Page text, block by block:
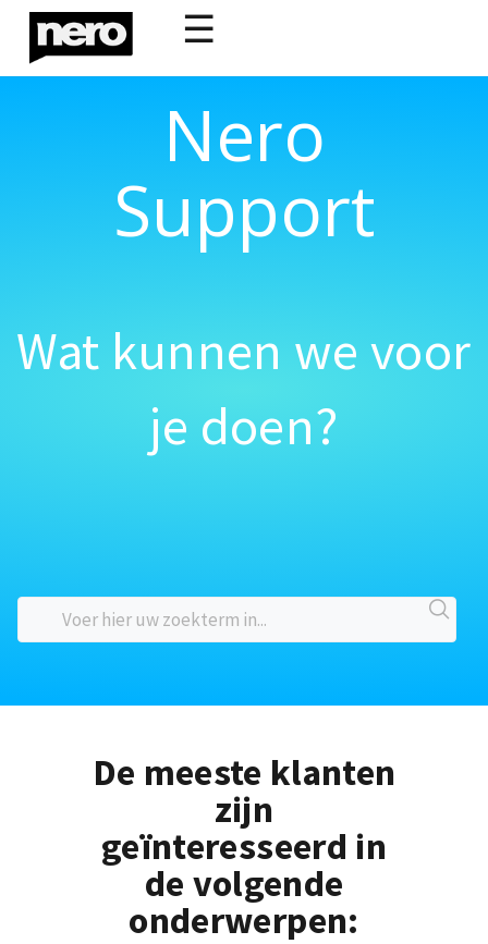
☰
Nero
Support
Wat kunnen we voor
je doen?
De meeste klanten
zijn
geïnteresseerd in
de volgende
onderwerpen: